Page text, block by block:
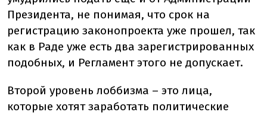
Президента, не понимая, что срок на
регистрацию законопроекта уже прошел, так
как в Раде уже есть два зарегистрированных
подобных, и Регламент этого не допускает.
Второй уровень лоббизма – это лица,
которые хотят заработать политические